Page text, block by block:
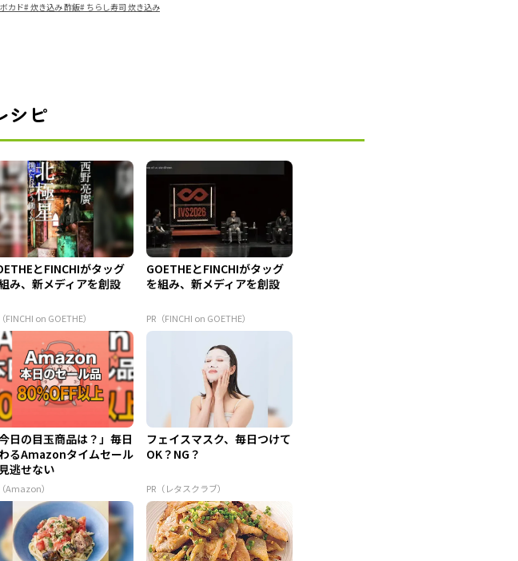
カド#炊き込み 酢飯# ちらし寿司 炊き込み
シピ
とFINCHIがタッグ
み、新メディアを創設
FINCHI on GOETHE）
GOETHEとFINCHIがタッグ
を組み、新メディアを創設
PR（FINCHI on GOETHE）
今日の目玉商品は？」毎日
るAmazonタイムセール
逃せない
Amazon）
フェイスマスク、毎日つけて
OK？NG？
PR（レタスクラブ）